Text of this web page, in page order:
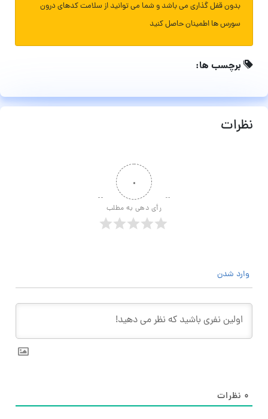
بدون قفل گذاری می باشد و شما می توانید از سلامت کدهای درون
سورس ها اطمینان حاصل کنید
برچسب ها:
نظرات
۰
رأی دهی به مطلب
وارد شدن
۰ نظرات